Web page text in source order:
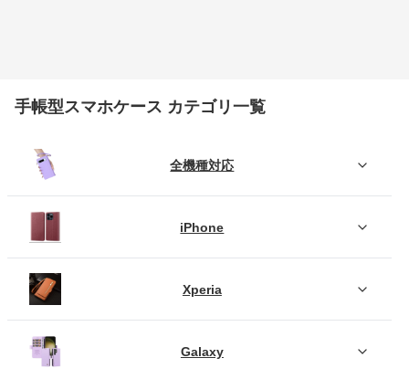
手帳型スマホケース カテゴリ一覧
全機種対応
iPhone
Xperia
Galaxy